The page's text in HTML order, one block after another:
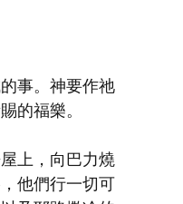
事。神要作祂
的福樂。
上，向巴力燒
他們行一切可